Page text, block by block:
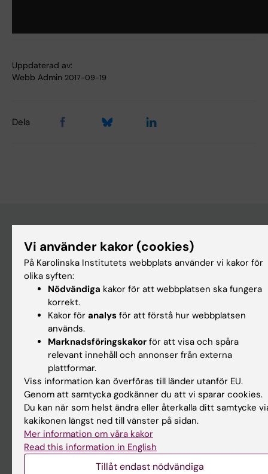
Uppdaterad av:
Webb Admin 2017-09-19
Dela
Upptäck KI
Utbildning
Forskarutbildning
Forskning
Redaktionellt material
Medicinsk Vetenskap
Medicinvetarna
The Conversation
Nyhetsarkivet
Vi använder kakor (cookies)
På Karolinska Institutets webbplats använder vi kakor för
olika syften:
Nödvändiga kakor för att webbplatsen ska fungera
korrekt.
Kakor för analys för att förstå hur webbplatsen
används.
Marknadsföringskakor för att visa och spåra
relevant innehåll och annonser från externa
plattformar.
Viss information kan överföras till länder utanför EU.
Genom att samtycka godkänner du att vi sparar cookies.
Du kan när som helst ändra eller återkalla ditt samtycke
kakikonen längst ned till vänster på sidan.
Mer information om våra kakor
Read this information in English
Tillåt endast nödvändiga